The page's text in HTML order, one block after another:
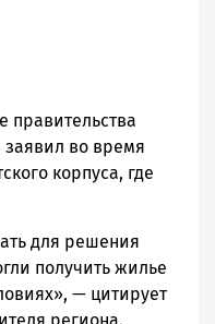
правительства
заявил во время
корпуса, где
для решения
получить жилье
— цитирует